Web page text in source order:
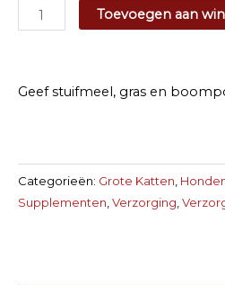
Puur
Pollen
Toevoegen aan
Geef stuifmeel, gras en
Categorieën: Grote Katten
Supplementen Verzorging